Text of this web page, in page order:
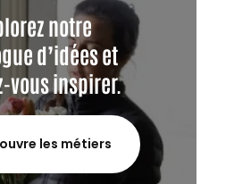
notre
d’idées et
vous inspirer.
les métiers